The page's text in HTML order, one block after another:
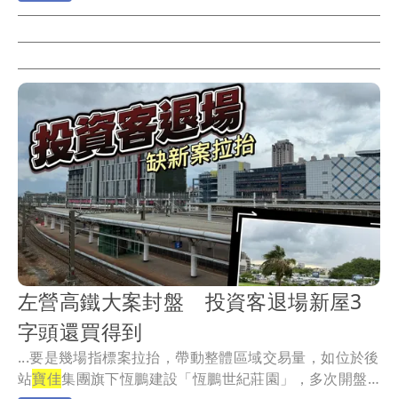
左營高鐵大案封盤 投資客退場新屋3
字頭還買得到
...要是幾場指標案拉抬，帶動整體區域交易量，如位於後
站寶佳集團旗下恆鵬建設「恆鵬世紀莊園」，多次開盤